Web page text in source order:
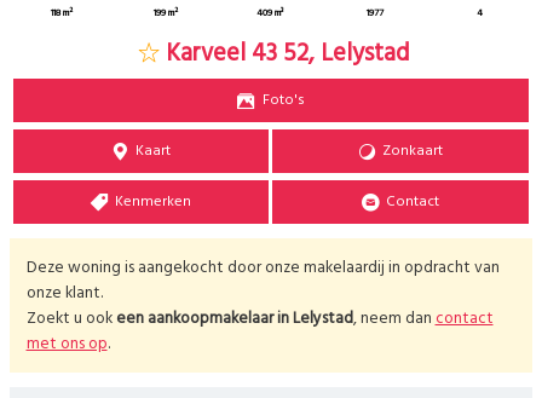
118 m² 199 m² 409 m³ 1977 4
Karveel 43 52, Lelystad
Foto's
Kaart Zonkaart
Kenmerken Contact
Deze woning is aangekocht door onze makelaardij in opdracht van
onze klant.
Zoekt u ookeen aankoopmakelaar inLelystad, neem dancontact
met ons op.